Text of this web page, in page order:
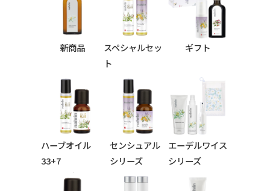
新商品
スペシャルセッ
ト
ギフト
ハーブオイル
33+7
シリーズ
センシュアル
シリーズ
エーデルワイス
シリーズ